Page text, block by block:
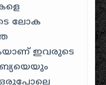
ലോക
ഇവരുടെ
ഒരുപോലെ